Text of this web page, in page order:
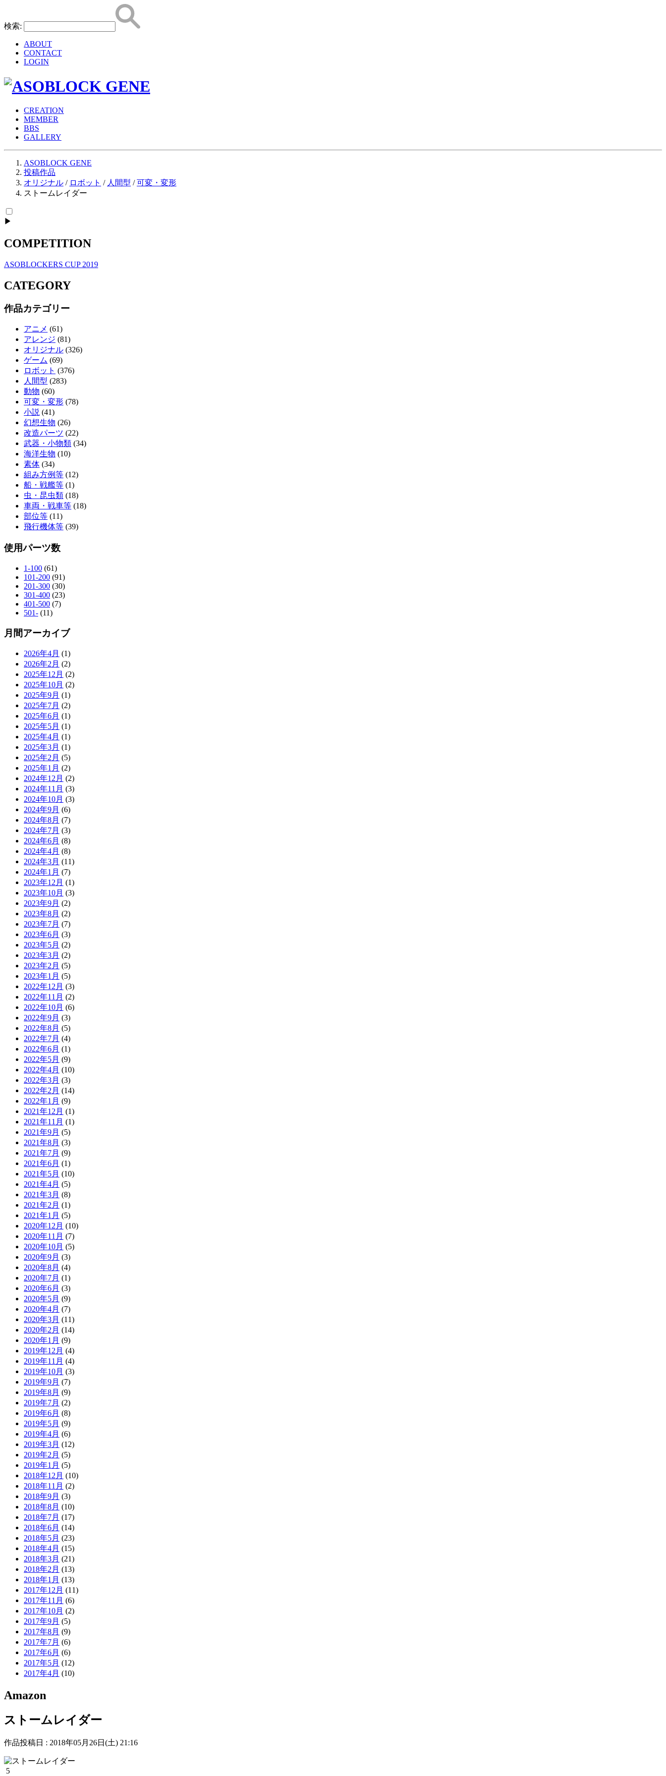
検索:
ABOUT
CONTACT
LOGIN
CREATION
MEMBER
BBS
GALLERY
ASOBLOCK GENE
投稿作品
オリジナル / ロボット / 人間型 /可変・変形
ストームレイダー
▶
COMPETITION
ASOBLOCKERS CUP 2019
CATEGORY
作品カテゴリー
アニメ (61)
アレンジ (81)
オリジナル (326)
ゲーム (69)
ロボット (376)
人間型 (283)
動物 (60)
可変・変形 (78)
小説 (41)
幻想生物 (26)
改造パーツ (22)
武器・小物類 (34)
海洋生物 (10)
素体 (34)
組み方例等 (12)
船・戦艦等 (1)
虫・昆虫類 (18)
車両・戦車等 (18)
部位等 (11)
飛行機体等 (39)
使用パーツ数
1-100 (61)
101-200 (91)
201-300 (30)
301-400 (23)
401-500 (7)
501- (11)
月間アーカイブ
2026年4月 (1)
2026年2月 (2)
2025年12月 (2)
2025年10月 (2)
2025年9月 (1)
2025年7月 (2)
2025年6月 (1)
2025年5月 (1)
2025年4月 (1)
2025年3月 (1)
2025年2月 (5)
2025年1月 (2)
2024年12月 (2)
2024年11月 (3)
2024年10月 (3)
2024年9月 (6)
2024年8月 (7)
2024年7月 (3)
2024年6月 (8)
2024年4月 (8)
2024年3月 (11)
2024年1月 (7)
2023年12月 (1)
2023年10月 (3)
2023年9月 (2)
2023年8月 (2)
2023年7月 (7)
2023年6月 (3)
2023年5月 (2)
2023年3月 (2)
2023年2月 (5)
2023年1月 (5)
2022年12月 (3)
2022年11月 (2)
2022年10月 (6)
2022年9月 (3)
2022年8月 (5)
2022年7月 (4)
2022年6月 (1)
2022年5月 (9)
2022年4月 (10)
2022年3月 (3)
2022年2月 (14)
2022年1月 (9)
2021年12月 (1)
2021年11月 (1)
2021年9月 (5)
2021年8月 (3)
2021年7月 (9)
2021年6月 (1)
2021年5月 (10)
2021年4月 (5)
2021年3月 (8)
2021年2月 (1)
2021年1月 (5)
2020年12月 (10)
2020年11月 (7)
2020年10月 (5)
2020年9月 (3)
2020年8月 (4)
2020年7月 (1)
2020年6月 (3)
2020年5月 (9)
2020年4月 (7)
2020年3月 (11)
2020年2月 (14)
2020年1月 (9)
2019年12月 (4)
2019年11月 (4)
2019年10月 (3)
2019年9月 (7)
2019年8月 (9)
2019年7月 (2)
2019年6月 (8)
2019年5月 (9)
2019年4月 (6)
2019年3月 (12)
2019年2月 (5)
2019年1月 (5)
2018年12月 (10)
2018年11月 (2)
2018年9月 (3)
2018年8月 (10)
2018年7月 (17)
2018年6月 (14)
2018年5月 (23)
2018年4月 (15)
2018年3月 (21)
2018年2月 (13)
2018年1月 (13)
2017年12月 (11)
2017年11月 (6)
2017年10月 (2)
2017年9月 (5)
2017年8月 (9)
2017年7月 (6)
2017年6月 (6)
2017年5月 (12)
2017年4月 (10)
Amazon
ストームレイダー
作品投稿日 : 2018年05月26日(土) 21:16
5